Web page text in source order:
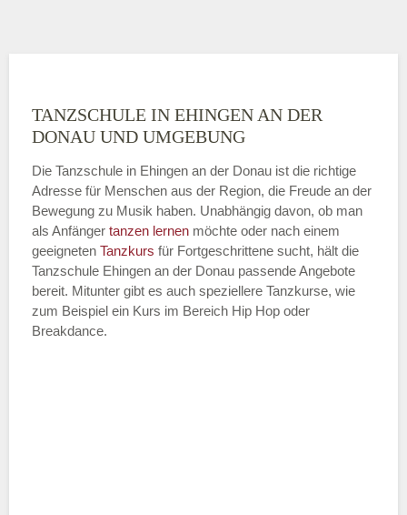
TANZSCHULE IN EHINGEN AN DER
DONAU UND UMGEBUNG
Die Tanzschule in Ehingen an der Donau ist die richtige
Adresse für Menschen aus der Region, die Freude an der
Bewegung zu Musik haben. Unabhängig davon, ob man
als Anfänger tanzen lernen möchte oder nach einem
geeigneten Tanzkurs für Fortgeschrittene sucht, hält die
Tanzschule Ehingen an der Donau passende Angebote
bereit. Mitunter gibt es auch speziellere Tanzkurse, wie
zum Beispiel ein Kurs im Bereich Hip Hop oder
Breakdance.